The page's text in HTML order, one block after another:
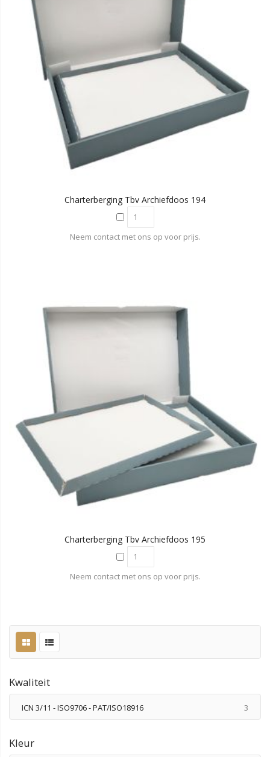
Charterberging Tbv Archiefdoos 194
Neem contact met ons op voor prijs.
Charterberging Tbv Archiefdoos 195
Neem contact met ons op voor prijs.
Kwaliteit
ICN 3/11 - ISO9706 - PAT/ISO18916 3
Kleur